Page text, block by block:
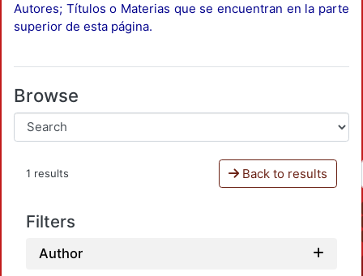
Autores; Títulos o Materias que se encuentran en la parte
superior de esta página.
Browse
1 results Back to results
Filters
Author